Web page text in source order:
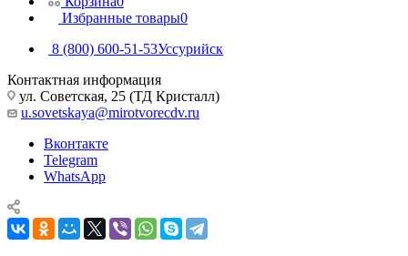
Избранные товары0
8 (800) 600-51-53Уссурийск
Контактная информация
ул. Советская, 25 (ТД Кристалл)
u.sovetskaya@mirotvorecdv.ru
Вконтакте
Telegram
WhatsApp